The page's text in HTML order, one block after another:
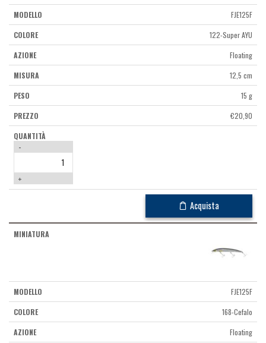
FJE125F
122-Super AYU
Floating
12,5 cm
15 g
€20,90
-
+
Acquista
FJE125F
168-Cefalo
Floating